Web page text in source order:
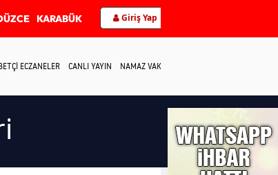
KARABÜK Giriş Yap
ECZANELER CANLI YAYIN NAMAZ VAKİTLERİ